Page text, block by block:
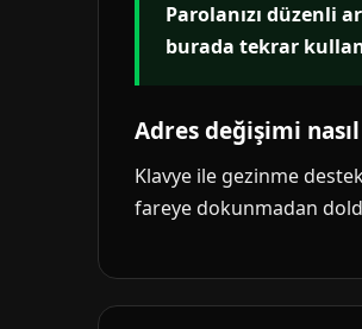
Parolanızı düzenli
burada tekrar
Adres değişimi
Klavye ile gezinme
fareye dokunmadan